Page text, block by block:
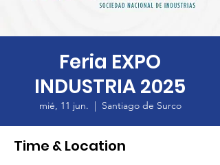
Feria EXPO
INDUSTRIA 2025
mié, 11 jun.
  |
Santiago de Surco
Time & Location